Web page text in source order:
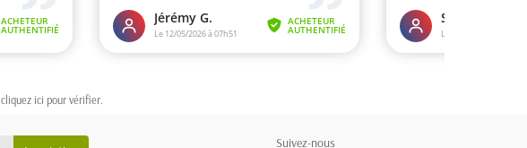
cliquez ici pour vérifier
Suivez-nous